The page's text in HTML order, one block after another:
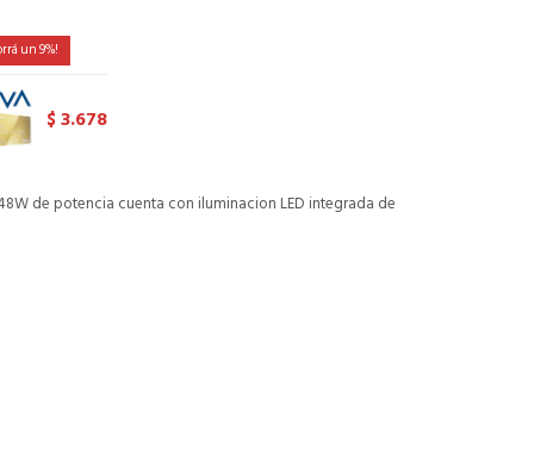
9
$3.678
de potencia cuenta con iluminacion LED integrada de